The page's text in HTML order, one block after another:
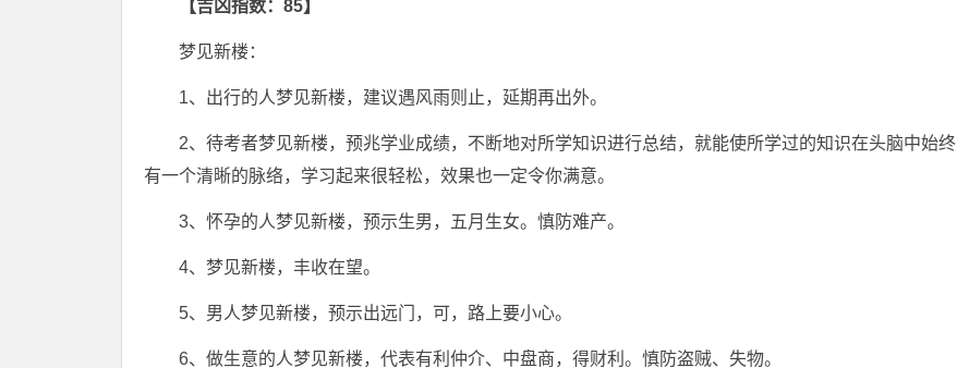
【吉凶指数：85】
梦见新楼：
1、出行的人梦见新楼，建议遇风雨则止，延期再出外。
2、待考者梦见新楼，预兆学业成绩，不断地对所学知识进行总结，就能使所学过的知识在头脑中始终
有一个清晰的脉络，学习起来很轻松，效果也一定令你满意。
3、怀孕的人梦见新楼，预示生男，五月生女。慎防难产。
4、梦见新楼，丰收在望。
5、男人梦见新楼，预示出远门，可，路上要小心。
6、做生意的人梦见新楼，代表有利仲介、中盘商，得财利。慎防盗贼、失物。